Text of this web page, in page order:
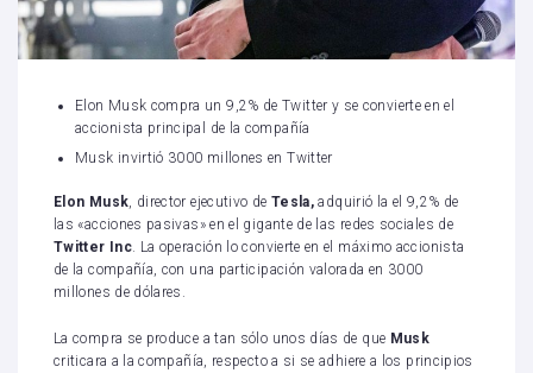
Elon Musk compra un 9,2% de Twitter y se convierte en el
accionista principal de la compañía
Musk invirtió 3000 millones en Twitter
Elon Musk , director ejecutivo de Tesla, adquirió la el 9,2% de
las «acciones pasivas» en el gigante de las redes sociales de
Twitter Inc. La operación lo convierte en el máximo accionista
de la compañía, con una participación valorada en 3000
millones de dólares.
La compra se produce a tan sólo unos días de que Musk
criticara a la compañía, respecto a si se adhiere a los principios